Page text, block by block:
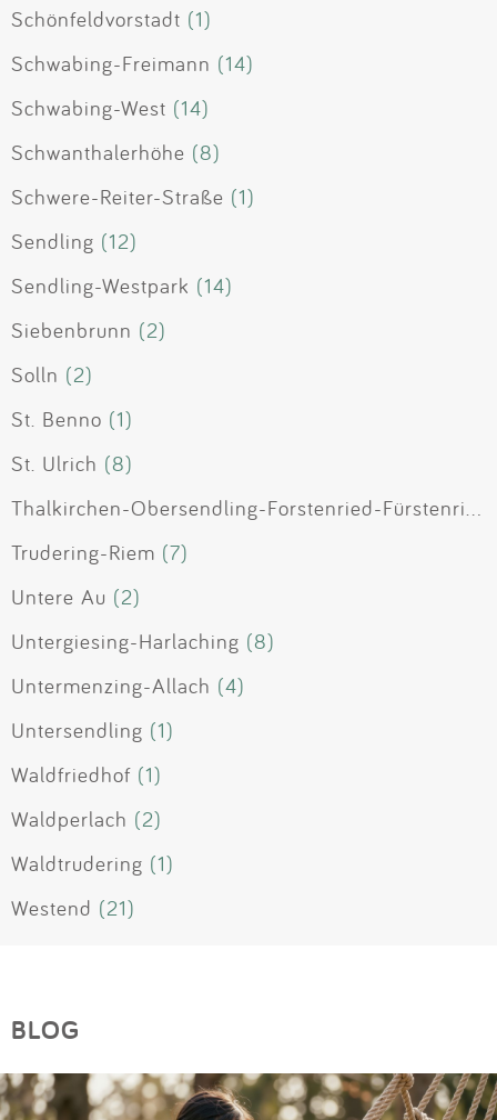
Schönfeldvorstadt (1)
Schwabing-Freimann (14)
Schwabing-West (14)
Schwanthalerhöhe (8)
Schwere-Reiter-Straße (1)
Sendling (12)
Sendling-Westpark (14)
Siebenbrunn (2)
Solln (2)
St. Benno (1)
St. Ulrich (8)
Thalkirchen-Obersendling-Forstenried-Fürstenried-Solln
Trudering-Riem (7)
Untere Au (2)
Untergiesing-Harlaching (8)
Untermenzing-Allach (4)
Untersendling (1)
Waldfriedhof (1)
Waldperlach (2)
Waldtrudering (1)
Westend (21)
BLOG